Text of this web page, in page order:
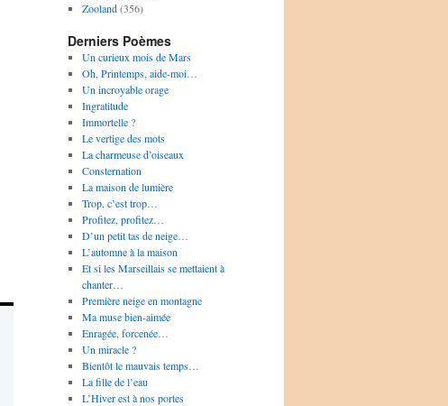
Zooland(356)
Derniers Poèmes
Un curieux mois de Mars
Oh, Printemps, aide-moi…
Un incroyable orage
Ingratitude
Immortelle ?
Le vertige des mots
La charmeuse d’oiseaux
Consternation
La maison de lumière
Trop, c’est trop…
Profitez, profitez…
D’un petit tas de neige…
L’automne à la maison
Et si les Marseillais se mettaient à
chanter…
Première neige en montagne
Ma muse bien-aimée
Enragée, forcenée…
Un miracle ?
Bientôt le mauvais temps…
La fille de l’eau
L’Hiver est à nos portes